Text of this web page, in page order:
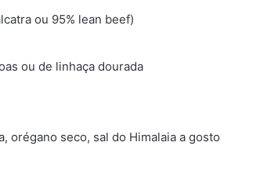
ou 95% lean beef)
ou de linhaça dourada
orégano seco, sal do Himalaia a gosto